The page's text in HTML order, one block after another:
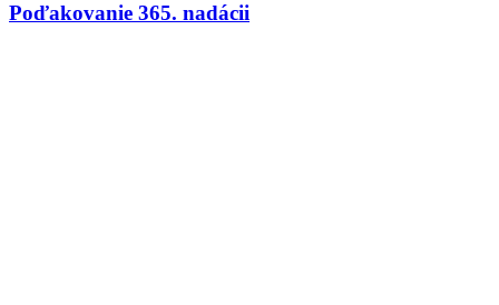
Poďakovanie 365. nadácii